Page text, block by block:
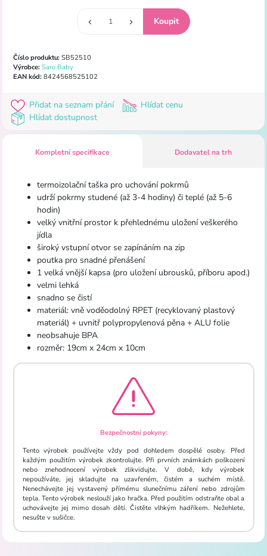
Číslo produktu:SB52510
Výrobce: Saro Baby
EAN kód:8424568525102
Přidat na seznam přání
Hlídat cenu
Hlídat dostupnost
Kompletní specifikace Dodavatel na trh
termoizolační taška pro uchování pokrmů
udrží pokrmy studené (až 3-4 hodiny) či teplé (až 5-6
hodin)
velký vnitřní prostor k přehlednému uložení veškerého
jídla
široký vstupní otvor se zapínáním na zip
poutka pro snadné přenášení
1 velká vnější kapsa (pro uložení ubrousků, příboru apod.)
velmi lehká
snadno se čistí
materiál: vně voděodolný RPET (recyklovaný plastový
materiál) + uvnitř polypropylenová pěna + ALU folie
neobsahuje BPA
rozměr: 19cm x 24cm x 10cm
Bezpečnostní pokyny:
Tento výrobek používejte vždy pod dohledem dospělé osoby. Před
každým použitím výrobek zkontrolujte. Při prvních známkách poškození
nebo znehodnocení výrobek zlikvidujte. V době, kdy výrobek
nepoužíváte, jej skladujte na uzavřeném, čistém a suchém místě.
Nenechávejte jej vystavený přímému slunečnímu záření nebo zdrojům
tepla. Tento výrobek neslouží jako hračka. Před použitím odstraňte obal a
uchovávejte jej mimo dosah dětí. Čistěte vlhkým hadříkem. Nežehlete,
nesušte v sušičce.